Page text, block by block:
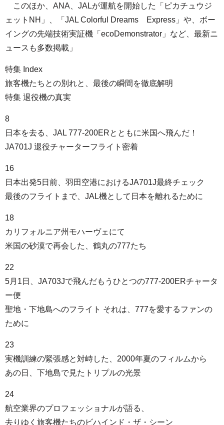
このほか、ANA、JALが運航を開始した「ピカチュウジ
ェットNH」、「JAL Colorful Dreams Express」や、ボー
イングの先端技術実証機「ecoDemonstrator」など、最新ニ
ュースも多数掲載」
特集 Index
旅客機たちとの別れと、最後の瞬間を徹底解明
特集 退役機の真実
8
日本を去る、JAL 777-200ERとともに米国へ飛んだ！
JA701J 退役チャーターフライト密着
16
日本出発5日前、羽田空港におけるJA701J最終チェック
最後のフライトまで、JAL機として日本を離れるために
18
カリフォルニア州モハーヴェにて
米国の砂漠で再会した、鶴丸の777たち
22
5月1日、JA703Jで飛んだもうひとつの777-200ERチャータ
ー便
聖地・下地島へのフライト それは、777を愛するファンの
ために
23
実機訓練の緊張感と対峙した、2000年夏のフィルムから
あの日、下地島で見たトリプルの光景
24
航空業界のプロフェッショナルが語る、
去りゆく旅客機たちのビハインド・ザ・シーン